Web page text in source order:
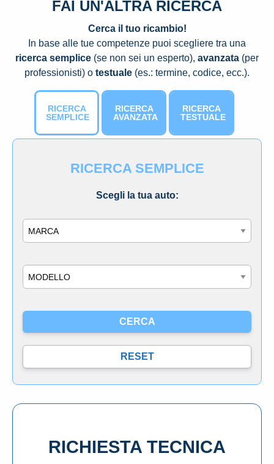
FAI UN'ALTRA RICERCA
Cerca il tuo ricambio!
In base alle tue competenze puoi scegliere tra una
ricerca semplice (se non sei un esperto), avanzata (per
professionisti) o testuale (es.: termine, codice, ecc.).
RICERCA
SEMPLICE
RICERCA
AVANZATA
RICERCA
TESTUALE
RICERCA SEMPLICE
Scegli la tua auto:
RICHIESTA TECNICA